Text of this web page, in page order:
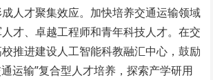
成人才聚集效应。加快培养交通运输领域
才、卓越工程师和青年科技人才。在交
推进建设人工智能科教融汇中心，鼓励
运输”复合型人才培养，探索产学研用